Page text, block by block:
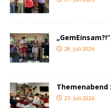
28. Juli 2026
Themenabend
25. Juli 2026